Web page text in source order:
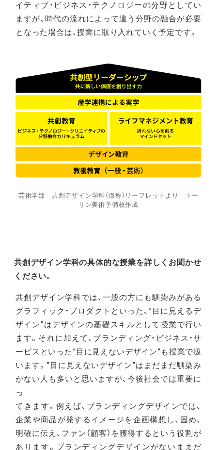
イティブ・ビジネス・テクノロジーの分野としてい
ますが、時代の流れによって違う分野の融合が必要
となった場合は、授業に取り入れていく予定です。
芸術学部 共創デザイン学科（仮称）リーフレットより トー
リン美術予備校作成
共創デザイン学科の具体的な授業を詳しくお聞かせ
ください。
共創デザイン学科では、一般の方にも馴染みがある
グラフィック・プロダクトといった、”目に見えるデ
ザイン”はデザインの基礎スキルとして授業で行い
ます。それに加えて、ブランディング・ビジネス・サ
ービスといった”目に見えないデザイン”も授業で扱
います。”目に見えないデザイン”はまだまだ馴染み
がない人も多いと思いますが、今後社会では重要に
っ
てきます。例えば、ブランディングデザインでは、
企業や商品が発するイメージを企画構想し、固め、
明確に伝え、ファン（顧客）を獲得するという役割が
あります。ブランディングデザインがないままだ